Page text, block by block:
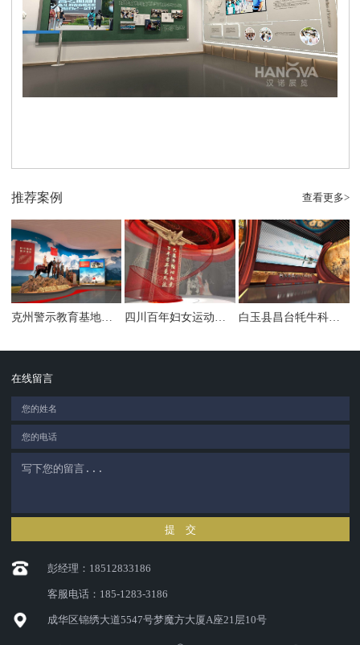
推荐案例 查看更多>
克州警示教育基地暨廉洁文化馆 白玉县昌台牦牛科技馆
在线留言
提 交
彭经理：18512833186
客服电话：185-1283-3186
成华区锦绣大道5547号梦魔方大厦A座21层10号